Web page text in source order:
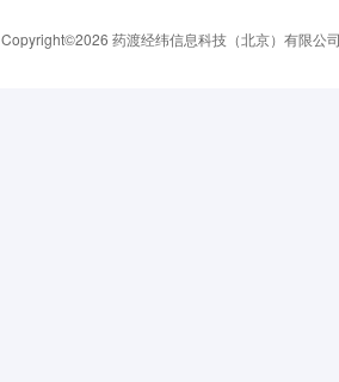
Copyright©2026 药渡经纬信息科技（北京）有限公